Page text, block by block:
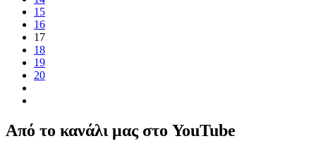
15
16
17
18
19
20
Από το κανάλι μας στο YouTube